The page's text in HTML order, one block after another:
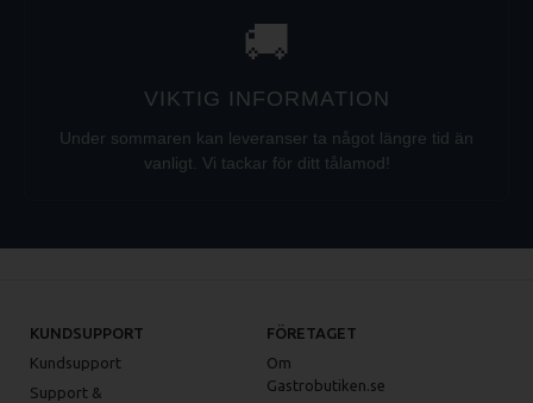
🚚
VIKTIG INFORMATION
Under sommaren kan leveranser ta något längre tid än
vanligt. Vi tackar för ditt tålamod!
KUNDSUPPORT
Kundsupport
Support &
FÖRETAGET
Om
Gastrobutiken.se